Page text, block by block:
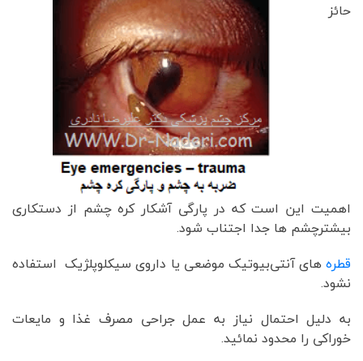
حائز
اهمیت این است که در پارگى آشکار کره چشم از دستکارى
بيشترچشم ها جدا اجتناب شود.
قطرههای آنتى‌بيوتيک موضعى يا داروى سيکلوپلژيک استفاده
نشود.
به دلیل احتمال نیاز به عمل جراحی مصرف غذا و مايعات
خوراکى را محدود نمائيد.